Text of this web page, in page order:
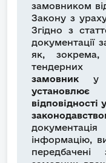
замовником
Закону з
Згідно з
документації
як, зокрема,
тендерних
замовник у
установлює
відповідності
інформацію,